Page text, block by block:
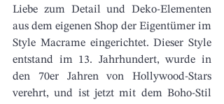
Liebe zum Detail und Deko-Elementen
aus dem eigenen Shop der Eigentümer im
Style Macrame eingerichtet. Dieser Style
entstand im 13. Jahrhundert, wurde in
den 70er Jahren von Hollywood-Stars
verehrt, und ist jetzt mit dem Boho-Stil